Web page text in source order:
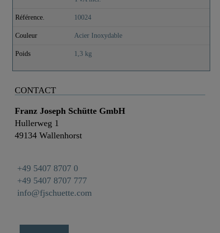
Référence. 10024
Couleur Acier Inoxydable
Poids 1,3 kg
CONTACT
Franz Joseph Schütte GmbH
Hullerweg 1
49134 Wallenhorst
+49 5407 8707 0
+49 5407 8707 777
info@fjschuette.com